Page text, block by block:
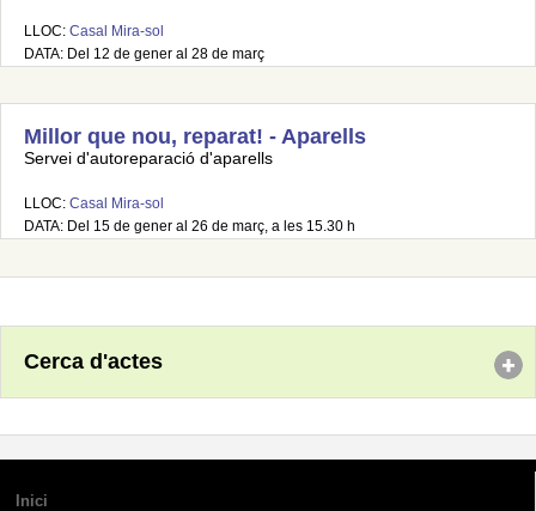
LLOC: Casal Mira-sol
DATA: Del 12 de gener al 28 de març
Millor que nou, reparat! - Aparells
Servei d'autoreparació d'aparells
LLOC: Casal Mira-sol
DATA: Del 15 de gener al 26 de març, a les 15.30 h
Cerca d'actes
Inici